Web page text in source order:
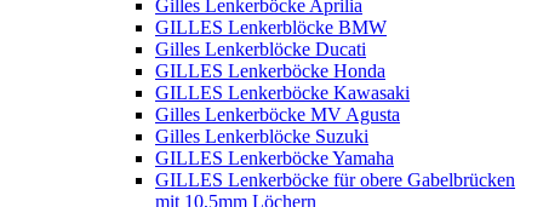
Gilles Lenkerböcke Aprilia
GILLES Lenkerblöcke BMW
Gilles Lenkerblöcke Ducati
GILLES Lenkerböcke Honda
GILLES Lenkerböcke Kawasaki
Gilles Lenkerböcke MV Agusta
Gilles Lenkerblöcke Suzuki
GILLES Lenkerböcke Yamaha
GILLES Lenkerböcke für obere Gabelbrücken
mit 10,5mm Löchern